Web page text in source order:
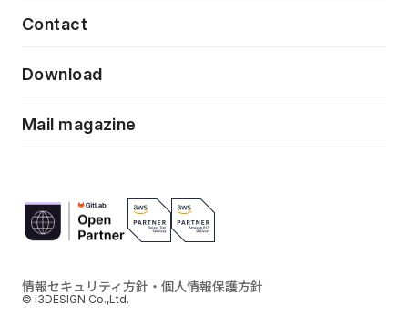
Event/Seminer
Contact
Download
Mail magazine
情報セキュリティ方針・個人情報保護方針
© i3DESIGN Co.,Ltd.